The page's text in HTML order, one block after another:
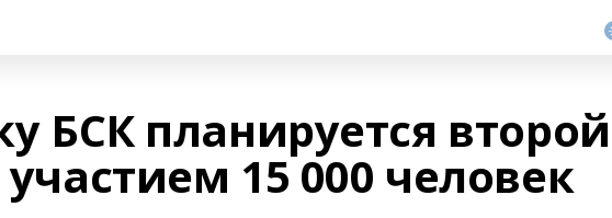
БСК планируется второй
15 000 человек